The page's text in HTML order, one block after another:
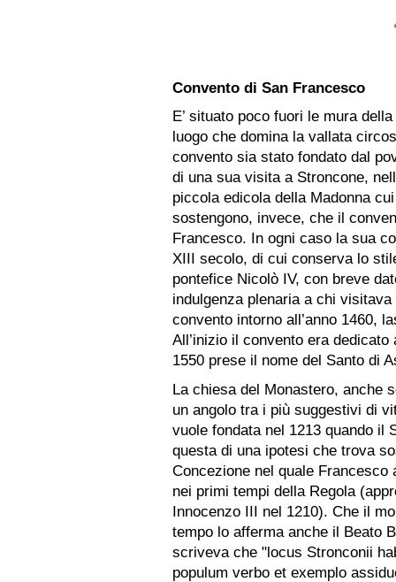
Convento di San Francesco
E’ situato poco fuori le mura
luogo che domina la vallata
convento sia stato fondato dal
di una sua visita a Stroncone,
piccola edicola della Madonna
sostengono, invece, che il
Francesco. In ogni caso la sua
XIII secolo, di cui conserva lo
pontefice Nicolò IV, con breve
indulgenza plenaria a chi
convento intorno all’anno 1460,
All’inizio il convento era
1550 prese il nome del Santo di
La chiesa del Monastero, anche
un angolo tra i più suggestivi di
vuole fondata nel 1213 quando il
questa di una ipotesi che trova
Concezione nel quale Francesco
nei primi tempi della Regola
Innocenzo III nel 1210). Che il
tempo lo afferma anche il Beato
scriveva che "locus Stronconii
populum verbo et exemplo